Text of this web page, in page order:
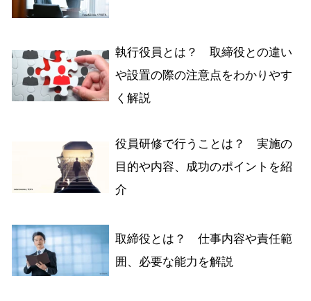
執行役員とは？ 取締役との違い
や設置の際の注意点をわかりやす
く解説
役員研修で行うことは？ 実施の
目的や内容、成功のポイントを紹
介
取締役とは？ 仕事内容や責任範
囲、必要な能力を解説